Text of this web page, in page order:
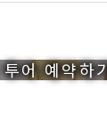
어 예약하